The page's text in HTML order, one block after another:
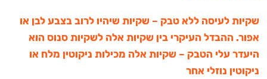
שקיות לעיסה ללא טבק – שקיות שיהיו לרוב בצבע לבן או
אפור. ההבדל העיקרי בין שקיות אלה לשקיות סנוס הוא
היעדר עלי הטבק – שקיות אלה מכילות ניקוטין מלח או
ניקוטין נוזלי אחר